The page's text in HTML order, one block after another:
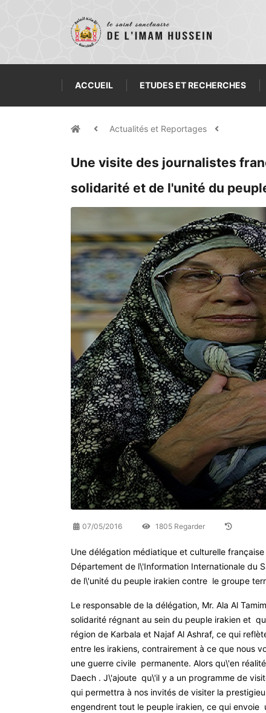
ACCUEIL ETUDES ET RECHERCHES
Actualités et Reportages
Une visite des journalistes
solidarité et de l'unité du
07/05/2016 1805 Regarder
Une délégation médiatique et culturelle
Département de l\'Information Internationale du
de l\'unité du peuple irakien contre le groupe
Le responsable de la délégation, Mr. Ala Al
solidarité régnant au sein du peuple irakien et
région de Karbala et Najaf Al Ashraf, ce qui
entre les irakiens, contrairement à ce que nous
une guerre civile permanente. Alors qu\'en
Daech . J\'ajoute qu\'il y a un programme de
qui permettra à nos invités de visiter la
engendrent tout le peuple irakien, ce qui envoie